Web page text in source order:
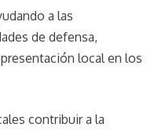
a las
de defensa,
local en los
contribuir a la